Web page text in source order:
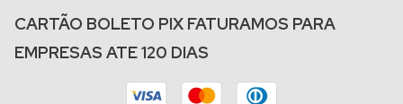
CARTÃO BOLETO PIX FATURAMOS PARA
EMPRESAS ATE 120 DIAS